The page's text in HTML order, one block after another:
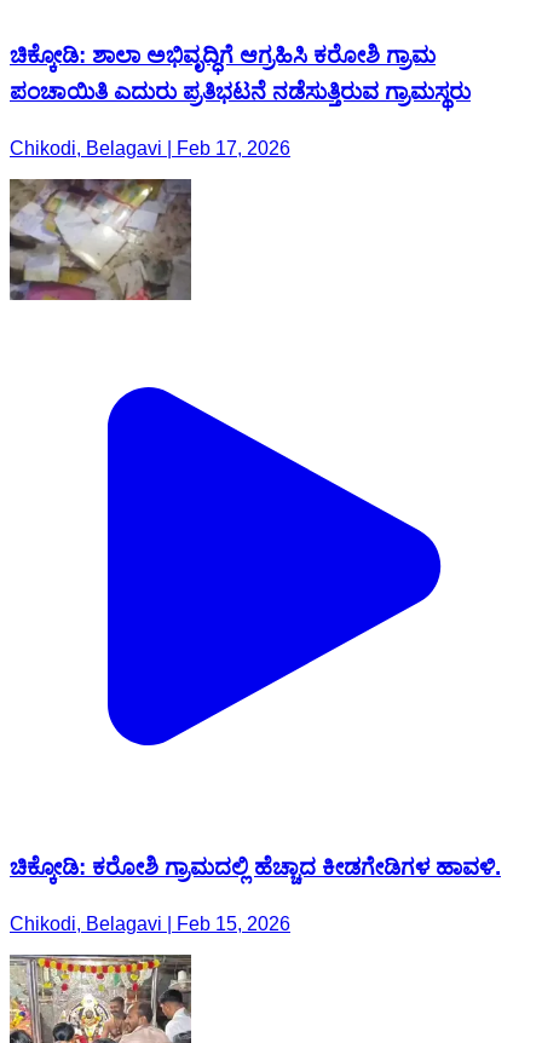
ಚಿಕ್ಕೋಡಿ: ಶಾಲಾ ಅಭಿವೃದ್ಧಿಗೆ ಆಗ್ರಹಿಸಿ ಕರೋಶಿ ಗ್ರಾಮ
ಪಂಚಾಯಿತಿ ಎದುರು ಪ್ರತಿಭಟನೆ ನಡೆಸುತ್ತಿರುವ ಗ್ರಾಮಸ್ಥರು
Chikodi, Belagavi | Feb 17, 2026
ಚಿಕ್ಕೋಡಿ: ಕರೋಶಿ ಗ್ರಾಮದಲ್ಲಿ ಹೆಚ್ಚಾದ ಕೀಡಗೇಡಿಗಳ ಹಾವಳಿ.
Chikodi, Belagavi | Feb 15, 2026